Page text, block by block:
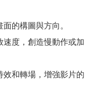
的構圖與方向。
速度，創造慢動作或加
效和轉場，增強影片的